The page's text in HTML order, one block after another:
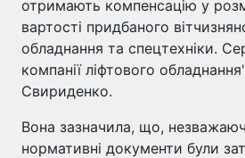
отримають компенсацію у
вартості придбаного
обладнання та спецтехніки.
компанії ліфтового
Свириденко.
Вона зазначила, що,
нормативні документи були